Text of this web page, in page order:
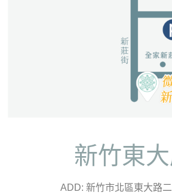
新竹東
ADD: 新竹市北區東大路